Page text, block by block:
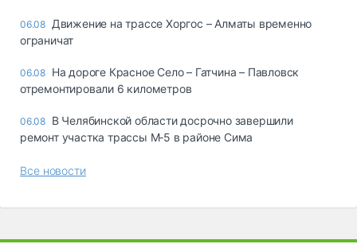
06.08 Движение на трассе Хоргос – Алматы временно
ограничат
06.08 На дороге Красное Село – Гатчина – Павловск
отремонтировали 6 километров
06.08 В Челябинской области досрочно завершили
ремонт участка трассы М‑5 в районе Сима
Все новости